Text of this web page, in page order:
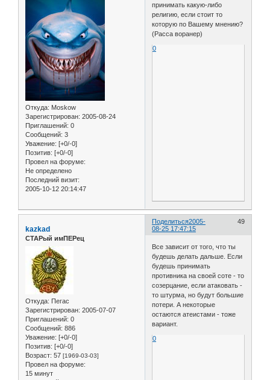
Откуда: Moskow
Зарегистрирован: 2005-08-24
Приглашений: 0
Сообщений: 3
Уважение: [+0/-0]
Позитив: [+0/-0]
Провел на форуме:
Не определено
Последний визит:
2005-10-12 20:14:47
принимать какую-либо
религию, если стоит то
которую по Вашему мнению?
(Расса воранер)
0
Поделиться 49
2005-
08-25 17:47:15
kazkad
СТАРый имПЕРец
Откуда: Пегас
Зарегистрирован: 2005-07-07
Приглашений: 0
Сообщений: 886
Уважение: [+0/-0]
Позитив: [+0/-0]
Возраст: 57 [1969-03-03]
Провел на форуме:
15 минут
Все зависит от того, что ты
будешь делать дальше. Если
будешь принимать
противника на своей соте - то
созерцание, если атаковать -
то штурма, но будут большие
потери. А некоторые
остаются атеистами - тоже
вариант.
0